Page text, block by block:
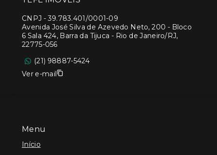
Menu
Início
CNPJ -39.783.401/0001-09
Avenida José Silva de Azevedo Neto, 200 - Bloco
6 Sala 424, Barra da Tijuca - Rio de Janeiro/RJ,
22775-056
(21) 98887-5424
Ver e-mail